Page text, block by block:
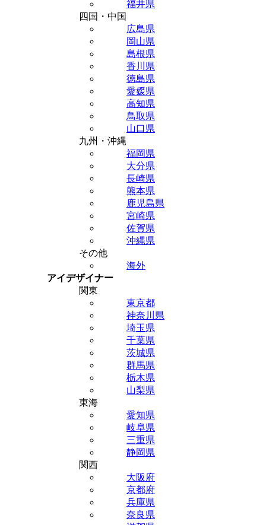
福井県
四国・中国
広島県
岡山県
島根県
香川県
徳島県
愛媛県
高知県
鳥取県
山口県
九州・沖縄
福岡県
大分県
長崎県
熊本県
鹿児島県
宮崎県
佐賀県
沖縄県
その他
海外
アイデザイナー
関東
東京都
神奈川県
埼玉県
千葉県
茨城県
群馬県
栃木県
山梨県
東海
愛知県
岐阜県
三重県
静岡県
関西
大阪府
京都府
兵庫県
奈良県